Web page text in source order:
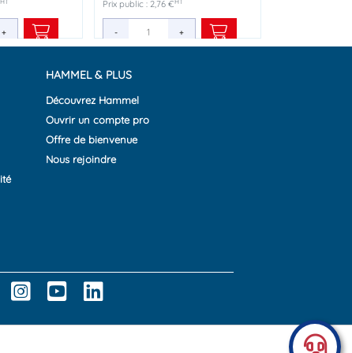
HT
+
Prix public : 2,76 €HT
- +
HT
+
Prix public : 3,15 €HT
- +
HAMMEL & PLUS
Découvrez Hammel
Ouvrir un compte pro
Offre de bienvenue
Nous rejoindre